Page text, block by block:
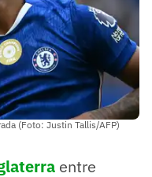
(Foto: Justin Tallis/AFP)
entre